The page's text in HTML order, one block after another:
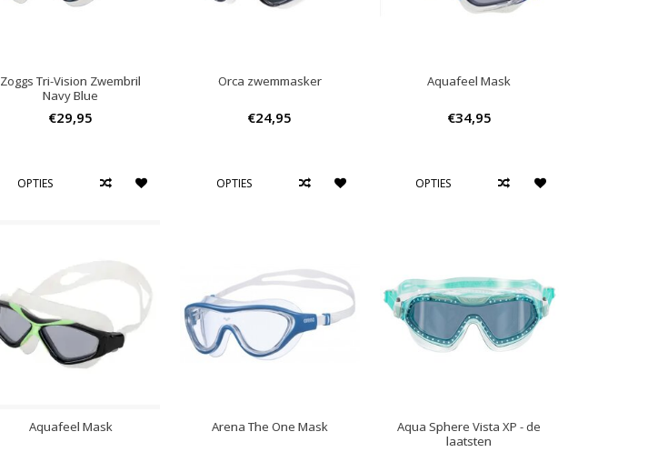
Zoggs Tri-Vision Zwembril
Navy Blue
€29,95
OPTIES
Orca zwemmasker
€24,95
OPTIES
Aquafeel Mask
€34,95
OPTIES
Aquafeel Mask Arena The One Mask
Aqua Sphere Vista XP - de
laatsten